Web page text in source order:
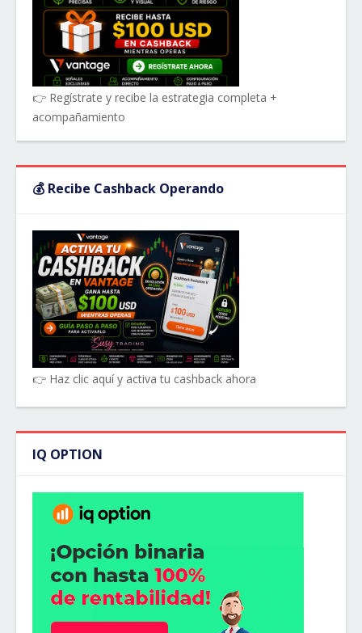
👉 Regístrate y recibe la estrategia completa +
acompañamiento
💰 Recibe Cashback Operando
👉 Haz clic aquí y activa tu cashback ahora
IQ OPTION